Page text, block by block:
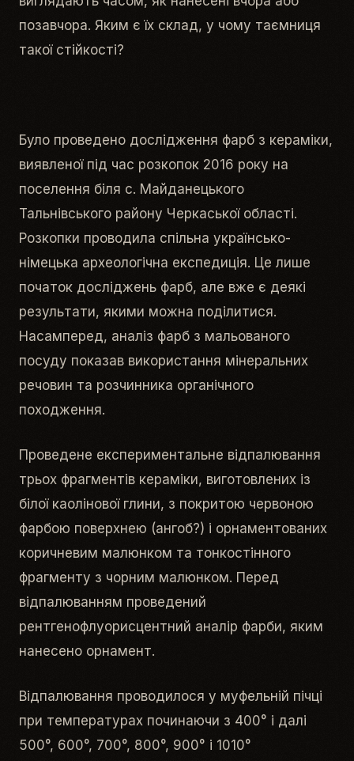
позавчора. Яким є їх склад, у чому таємниця
такої стійкості?
Було проведено дослідження фарб з кераміки,
виявленої під час розкопок 2016 року на
поселення біля с. Майданецького
Тальнівського району Черкаської області.
Розкопки проводила спільна українсько-
німецька археологічна експедиція. Це лише
початок досліджень фарб, але вже є деякі
результати, якими можна поділитися.
Насамперед, аналіз фарб з мальованого
посуду показав використання мінеральних
речовин та розчинника органічного
походження.
Проведене експериментальне відпалювання
трьох фрагментів кераміки, виготовлених із
білої каолінової глини, з покритою червоною
фарбою поверхнею (ангоб?) і орнаментованих
коричневим малюнком та тонкостінного
фрагменту з чорним малюнком. Перед
відпалюванням проведений
рентгенофлуорисцентний аналіp фарби, яким
нанесено орнамент.
Відпалювання проводилося у муфельній пічці
при температурах починаючи з 400° і далі
500°, 600°, 700°, 800°, 900° і 1010°